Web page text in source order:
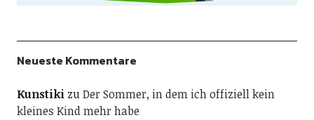
Neueste Kommentare
KunstikizuDer Sommer, in dem ich offiziell kein
kleines Kind mehr habe